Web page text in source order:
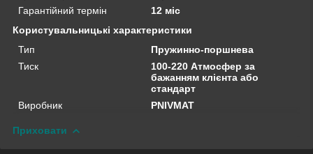
Гарантійний термін
12 міс
Користувальницькі характеристики
Тип
Пружинно-поршнева
Тиск
100-220 Атмосфер за
бажанням клієнта або
стандарт
Виробник
PNIVMAT
Приховати